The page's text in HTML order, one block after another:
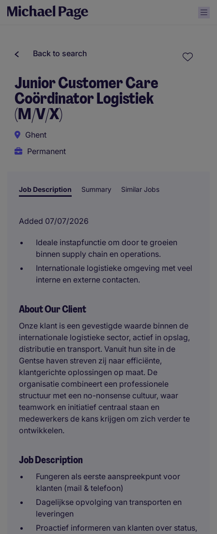
Back to search
Junior Customer Care
Coördinator Logistiek
(M/V/X)
Ghent
Permanent
Job Description Summary Similar Jobs
Added 07/07/2026
Ideale instapfunctie om door te groeien
binnen supply chain en operations.
Internationale logistieke omgeving met veel
interne en externe contacten.
About Our Client
Onze klant is een gevestigde waarde binnen de
internationale logistieke sector, actief in opslag,
distributie en transport. Vanuit hun site in de
Gentse haven streven zij naar efficiënte,
klantgerichte oplossingen op maat. De
organisatie combineert een professionele
structuur met een no-nonsense cultuur, waar
teamwork en initiatief centraal staan en
medewerkers de kans krijgen om zich verder te
ontwikkelen.
Job Description
Fungeren als eerste aanspreekpunt voor
klanten (mail & telefoon)
Dagelijkse opvolging van transporten en
leveringen
Proactief informeren van klanten over status,